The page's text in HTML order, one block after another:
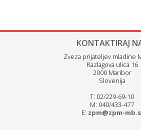
KONTAKTIRAJ
Zveza prijateljev mladine
Razlagova ulica 16
2000 Maribor
Slovenija
T: 02/229-69-10
M: 040/433-477
E: zpm@zpm-